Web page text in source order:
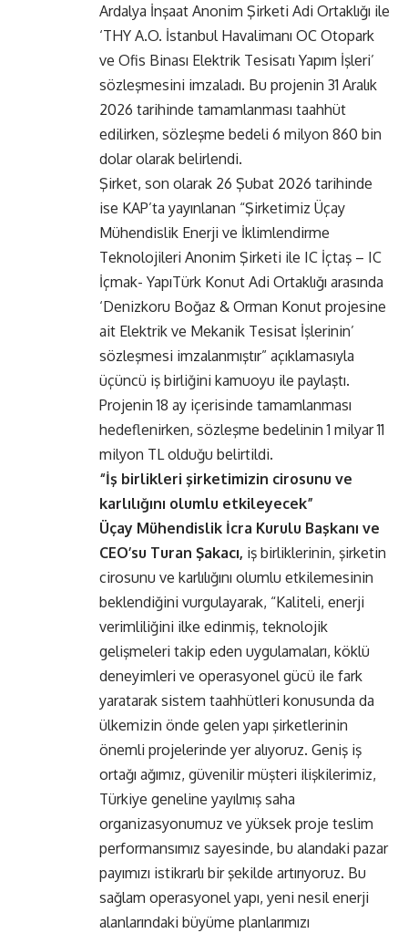
Ardalya İnşaat Anonim Şirketi Adi Ortaklığı ile
‘THY A.O. İstanbul Havalimanı OC Otopark
ve Ofis Binası Elektrik Tesisatı Yapım İşleri’
sözleşmesini imzaladı. Bu projenin 31 Aralık
2026 tarihinde tamamlanması taahhüt
edilirken, sözleşme bedeli 6 milyon 860 bin
dolar olarak belirlendi.
Şirket, son olarak 26 Şubat 2026 tarihinde
ise KAP’ta yayınlanan “Şirketimiz Üçay
Mühendislik Enerji ve İklimlendirme
Teknolojileri Anonim Şirketi ile IC İçtaş – IC
İçmak- YapıTürk Konut Adi Ortaklığı arasında
‘Denizkoru Boğaz & Orman Konut projesine
ait Elektrik ve Mekanik Tesisat İşlerinin’
sözleşmesi imzalanmıştır” açıklamasıyla
üçüncü iş birliğini kamuoyu ile paylaştı.
Projenin 18 ay içerisinde tamamlanması
hedeflenirken, sözleşme bedelinin 1 milyar 11
milyon TL olduğu belirtildi.
“İş birlikleri şirketimizin cirosunu ve
karlılığını olumlu etkileyecek”
Üçay Mühendislik İcra Kurulu Başkanı ve
CEO’su Turan Şakacı, iş birliklerinin, şirketin
cirosunu ve karlılığını olumlu etkilemesinin
beklendiğini vurgulayarak, “Kaliteli, enerji
verimliliğini ilke edinmiş, teknolojik
gelişmeleri takip eden uygulamaları, köklü
deneyimleri ve operasyonel gücü ile fark
yaratarak sistem taahhütleri konusunda da
ülkemizin önde gelen yapı şirketlerinin
önemli projelerinde yer alıyoruz. Geniş iş
ortağı ağımız, güvenilir müşteri ilişkilerimiz,
Türkiye geneline yayılmış saha
organizasyonumuz ve yüksek proje teslim
performansımız sayesinde, bu alandaki pazar
payımızı istikrarlı bir şekilde artırıyoruz. Bu
sağlam operasyonel yapı, yeni nesil enerji
alanlarındaki büyüme planlarımızı